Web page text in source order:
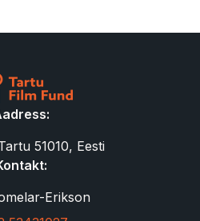
51010, Eesti
Erikson